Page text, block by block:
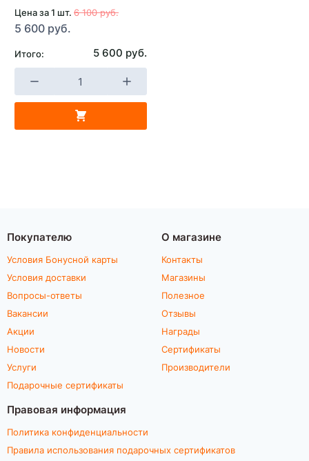
Цена за 1 шт. 6 100 руб.
5 600 руб.
Итого: 5 600 руб.
Покупателю
Условия Бонусной карты
Условия доставки
Вопросы-ответы
Вакансии
Акции
Новости
Услуги
Подарочные сертификаты
О магазине
Контакты
Магазины
Полезное
Отзывы
Награды
Сертификаты
Производители
Правовая информация
Политика конфиденциальности
Правила использования подарочных сертификатов